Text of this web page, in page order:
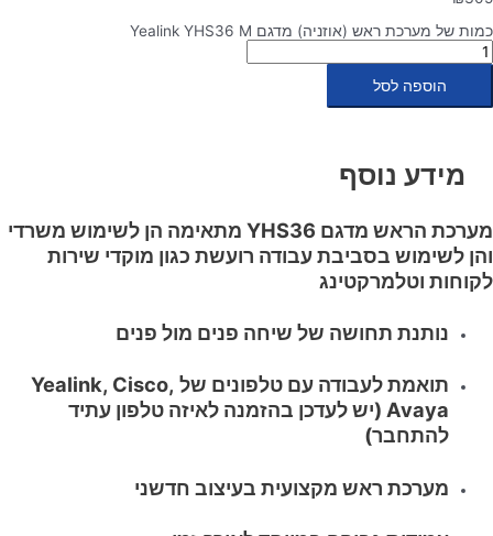
כמות של מערכת ראש (אוזניה) מדגם Yealink YHS36 M
הוספה לסל
מידע נוסף
מערכת הראש מדגם YHS36 מתאימה הן לשימוש משרדי
והן לשימוש בסביבת עבודה רועשת כגון מוקדי שירות
לקוחות וטלמרקטינג
נותנת תחושה של שיחה פנים מול פנים
תואמת לעבודה עם טלפונים של Yealink, Cisco,
Avaya (יש לעדכן בהזמנה לאיזה טלפון עתיד
להתחבר)
מערכת ראש מקצועית בעיצוב חדשני